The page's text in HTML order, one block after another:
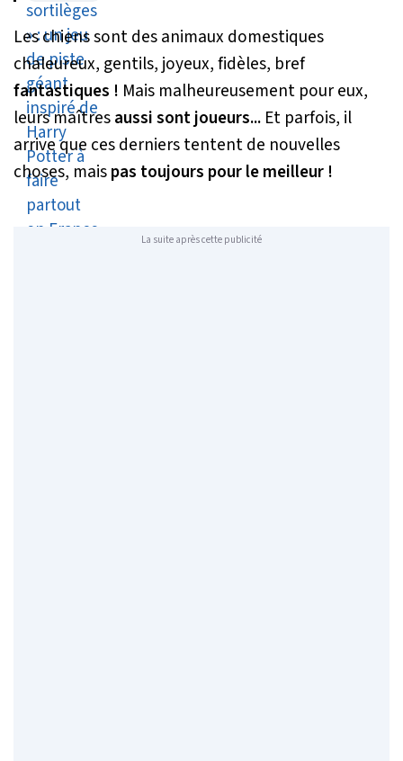
Les chiens sont des animaux domestiques
chaleureux, gentils, joyeux, fidèles, bref
fantastiques ! Mais malheureusement pour eux,
leurs maîtresaussi sont joueurs... Et parfois, il
arrive que ces derniers tentent de nouvelles
choses, maispas toujours pour le meilleur !
La suite après cette publicité